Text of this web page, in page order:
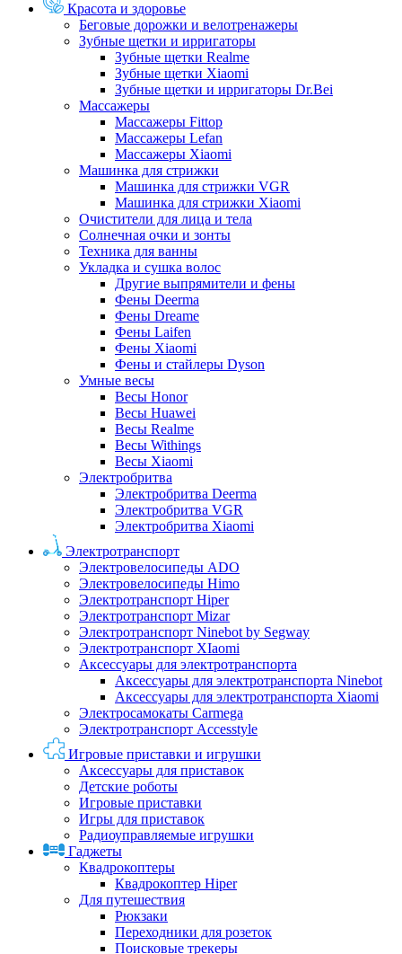
Красота и здоровье
Беговые дорожки и велотренажеры
Зубные щетки и ирригаторы
Зубные щетки Realme
Зубные щетки Xiaomi
Зубные щетки и ирригаторы Dr.Bei
Массажеры
Массажеры Fittop
Массажеры Lefan
Массажеры Xiaomi
Машинка для стрижки
Машинка для стрижки VGR
Машинка для стрижки Xiaomi
Очистители для лица и тела
Солнечная очки и зонты
Техника для ванны
Укладка и сушка волос
Другие выпрямители и фены
Фены Deerma
Фены Dreame
Фены Laifen
Фены Xiaomi
Фены и стайлеры Dyson
Умные весы
Весы Honor
Весы Huawei
Весы Realme
Весы Withings
Весы Xiaomi
Электробритва
Электробритва Deerma
Электробритва VGR
Электробритва Xiaomi
Электротранспорт
Электровелосипеды ADO
Электровелосипеды Himo
Электротранспорт Hiper
Электротранспорт Mizar
Электротранспорт Ninebot by Segway
Электротранспорт XIaomi
Аксессуары для электротранспорта
Аксессуары для электротранспорта Ninebot
Аксессуары для электротранспорта Xiaomi
Электросамокаты Carmega
Электротранспорт Accesstyle
Игровые приставки и игрушки
Аксессуары для приставок
Детские роботы
Игровые приставки
Игры для приставок
Радиоуправляемые игрушки
Гаджеты
Квадрокоптеры
Квадрокоптер Hiper
Для путешествия
Рюкзаки
Переходники для розеток
Поисковые трекеры